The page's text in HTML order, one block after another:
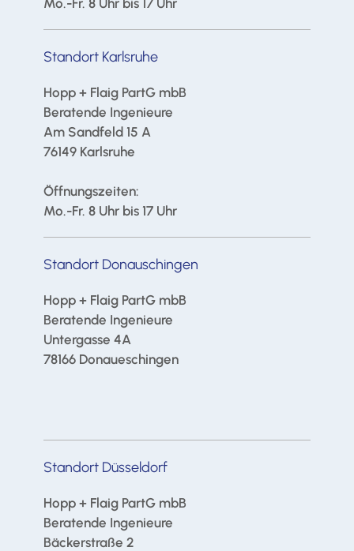
Mo.-Fr. 8 Uhr bis 17 Uhr
Standort Karlsruhe
Hopp + Flaig PartG mbB
Beratende Ingenieure
Am Sandfeld 15 A
76149 Karlsruhe
Öffnungszeiten:
Mo.-Fr. 8 Uhr bis 17 Uhr
Standort Donauschingen
Hopp + Flaig PartG mbB
Beratende Ingenieure
Untergasse 4A
78166 Donaueschingen
Standort Düsseldorf
Hopp + Flaig PartG mbB
Beratende Ingenieure
Bäckerstraße 2